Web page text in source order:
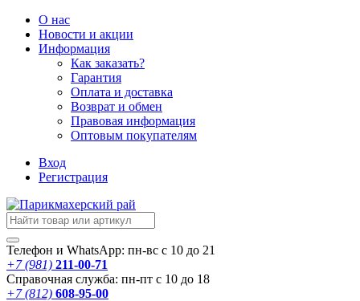
О нас
Новости и акции
Информация
Как заказать?
Гарантия
Оплата и доставка
Возврат и обмен
Правовая информация
Оптовым покупателям
Вход
Регистрация
Телефон и WhatsApp: пн-вс с 10 до 21
+7 (981) 211-00-71
Справочная служба: пн-пт с 10 до 18
+7 (812) 608-95-00